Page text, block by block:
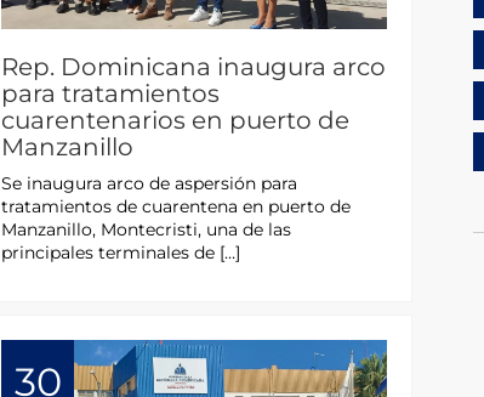
Rep. Dominicana inaugura arco
para tratamientos
cuarentenarios en puerto de
Manzanillo
Se inaugura arco de aspersión para
tratamientos de cuarentena en puerto de
Manzanillo, Montecristi, una de las
principales terminales de […]
30